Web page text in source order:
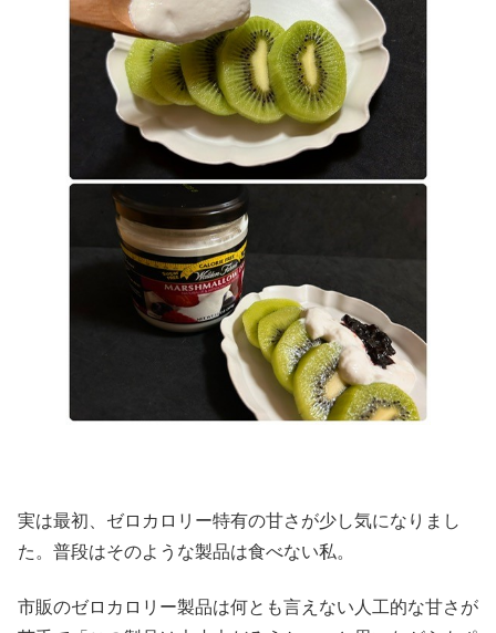
実は最初、ゼロカロリー特有の甘さが少し気になりまし
た。普段はそのような製品は食べない私。
市販のゼロカロリー製品は何とも言えない人工的な甘さが